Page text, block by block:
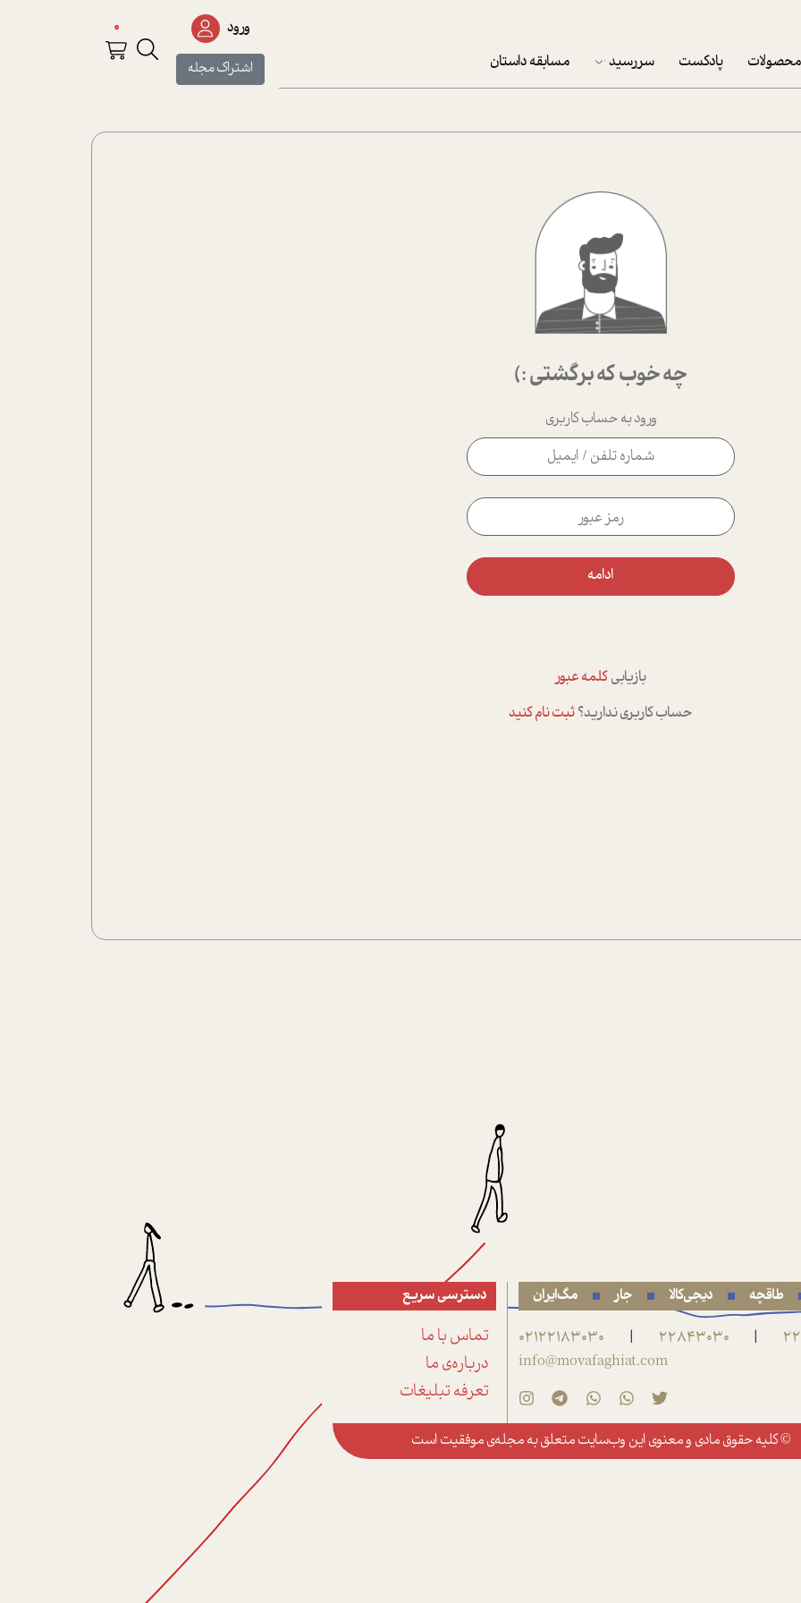
محصولات پادکست سررسید
پکيج نوروزي موفقيت
تقویم رومیزی
تقویم دیواری
مسابقه داستان
ورود
اشتراک مجله
0
چه خوب که برگشتی :)
ورود به حساب کاربری
ادامه
بازیابیکلمه عبور
حساب کاربری ندارید؟ثبت نام کنید
طاقچه دیجی‌کالا جار مگ‌ایران
|
22843030
|
02122183030
info@movafaghiat.com
دسترسی سریع
تماس با ما
درباره‌ی ما
تعرفه تبلیغات
© کلیه حقوق مادی و معنوی این وب‌سایت متعلق بهمجله‌ی موفقیتاست